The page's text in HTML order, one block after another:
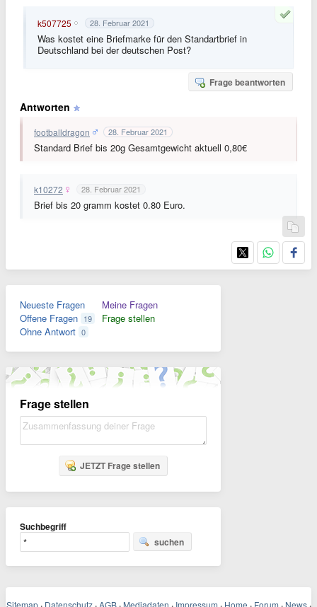
k507725 28. Februar 2021
Was kostet eine Briefmarke für den Standartbrief in
Deutschland bei der deutschen Post?
Frage beantworten
Antworten
footballdragon 28. Februar 2021
Standard Brief bis 20g Gesamtgewicht aktuell 0,80€
k10272 28. Februar 2021
Brief bis 20 gramm kostet 0.80 Euro.
Neueste Fragen
Offene Fragen 19
Ohne Antwort 0
Meine Fragen
Frage stellen
Frage stellen
JETZT Frage stellen
Suchbegriff
suchen
Sitemap Datenschutz AGB Mediadaten Impressum Home Forum News